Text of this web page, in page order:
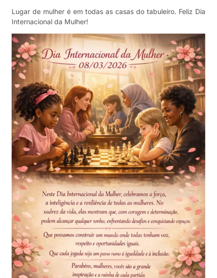
Lugar de mulher é em todas as casas do tabuleiro. Feliz Dia
Internacional da Mulher!